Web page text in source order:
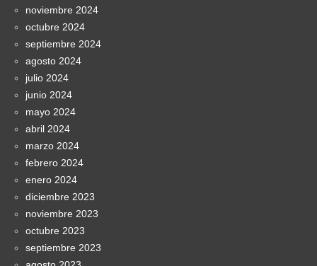
noviembre 2024
octubre 2024
septiembre 2024
agosto 2024
julio 2024
junio 2024
mayo 2024
abril 2024
marzo 2024
febrero 2024
enero 2024
diciembre 2023
noviembre 2023
octubre 2023
septiembre 2023